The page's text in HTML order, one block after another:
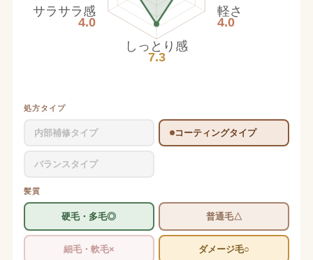
軽さ
4.0
しっとり感
7.3
サラサラ感
4.0
処方タイプ
内部補修タイプ コーティングタイプ
バランスタイプ
髪質
硬毛・多毛◎ 普通毛△
細毛・軟毛× ダメージ毛○